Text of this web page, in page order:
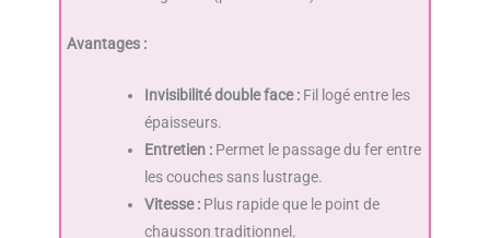
Avantages :
Invisibilité double face : Fil logé entre les
épaisseurs.
Entretien : Permet le passage du fer entre
les couches sans lustrage.
Vitesse : Plus rapide que le point de
chausson traditionnel.